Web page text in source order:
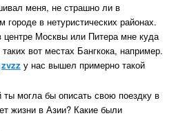
меня, не страшно ли в
городе в нетуристических районах.
Москвы или Питера мне куда
вот местах Бангкока, например.
zvzz у нас вышел примерно такой
могла бы описать свою поездку в
жизни в Азии? Какие были